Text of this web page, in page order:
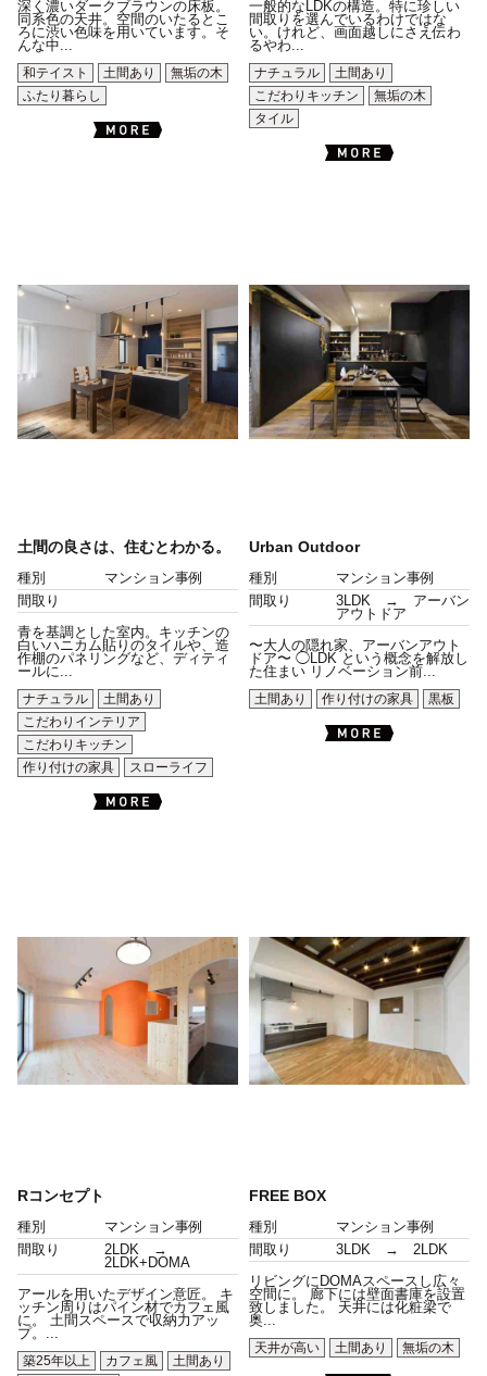
深く濃いダークブラウンの床板。
同系色の天井。空間のいたるとこ
ろに渋い色味を用いています。そ
んな中...
和テイスト
土間あり
無垢の木
ふたり暮らし
一般的なLDKの構造。特に珍しい
間取りを選んでいるわけではな
い。けれど、画面越しにさえ伝わ
るやわ...
ナチュラル
土間あり
こだわりキッチン
無垢の木
タイル
土間の良さは、住むとわかる。
種別
マンション事例
間取り
青を基調とした室内。キッチンの
白いハニカム貼りのタイルや、造
作棚のパネリングなど、ディティ
ールに...
ナチュラル
土間あり
こだわりインテリア
こだわりキッチン
作り付けの家具
スローライフ
Urban Outdoor
種別
マンション事例
間取り
3LDK → アーバン
アウトドア
〜大人の隠れ家、アーバンアウト
ドア〜 ◯LDK という概念を解放し
た住まい リノベーション前...
土間あり
作り付けの家具 黒板
Rコンセプト
種別
マンション事例
間取り
2LDK →
2LDK+DOMA
アールを用いたデザイン意匠。 キ
ッチン周りはパイン材でカフェ風
に。 土間スペースで収納力アッ
プ。...
築25年以上
カフェ風
土間あり
FREE BOX
種別
マンション事例
間取り
3LDK → 2LDK
リビングにDOMAスペースし広々
空間に。 廊下には壁面書庫を設置
致しました。 天井には化粧梁で
奥...
天井が高い
土間あり 無垢の木